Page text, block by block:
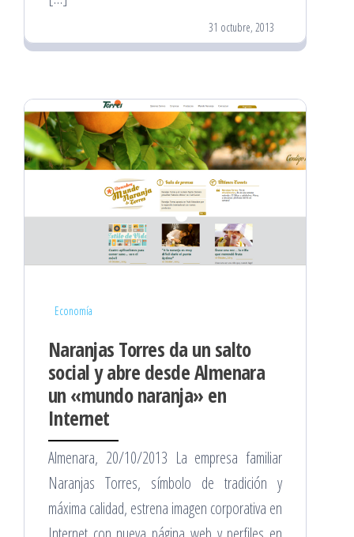
31 octubre, 2013
Economía
Naranjas Torres da un salto
social y abre desde Almenara
un «mundo naranja» en
Internet
Almenara, 20/10/2013 La empresa familiar
Naranjas Torres, símbolo de tradición y
máxima calidad, estrena imagen corporativa en